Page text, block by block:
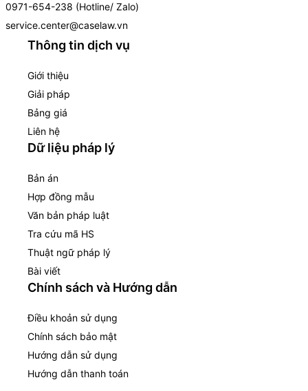
0971-654-238 (Hotline/ Zalo)
service.center@caselaw.vn
Thông tin dịch vụ
Giới thiệu
Giải pháp
Bảng giá
Liên hệ
Dữ liệu pháp lý
Bản án
Hợp đồng mẫu
Văn bản pháp luật
Tra cứu mã HS
Thuật ngữ pháp lý
Bài viết
Chính sách và Hướng dẫn
Điều khoản sử dụng
Chính sách bảo mật
Hướng dẫn sử dụng
Hướng dẫn thanh toán